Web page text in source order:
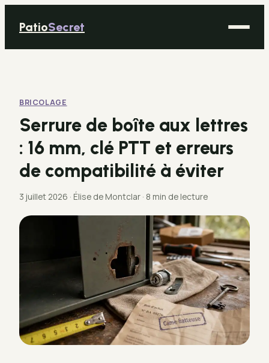
PatioSecret
Bricolage
Déco
Immobilier
Jardinage
BRICOLAGE
Serrure de boîte aux lettres
: 16 mm, clé PTT et erreurs
de compatibilité à éviter
3 juillet 2026 · Élise de Montclar · 8 min de lecture